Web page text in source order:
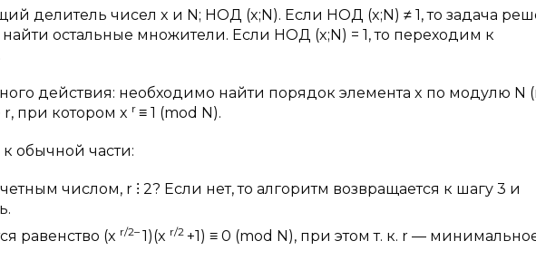
делитель чисел x и N; НОД (x;N). Если НОД (x;N) ≠ 1, то задача
найти остальные множители. Если НОД (x;N) = 1, то переходим к
действия: необходимо найти порядок элемента x по модулю N
при котором x r ≡ 1 (mod N).
обычной части:
числом, r ⁝ 2? Если нет, то алгоритм возвращается к шагу 3 и
равенство (x r/2– 1)(x r/2 +1) ≡ 0 (mod N), при этом т. к. r —